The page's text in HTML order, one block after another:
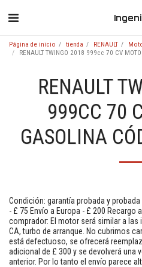
Página de inicio tienda RENAULT
RENAULT TWINGO 2018 999cc 70 CV
RENAULT
999CC 70
GASOLINA
Condición: garantía probada y
- £ 75 Envío a Europa - £ 200 Recargo
comprador: El motor será similar a las
CA, turbo de arranque. No cubrimos
está defectuoso, se ofrecerá
adicional de £ 300 y se devolverá una
anterior. Por lo tanto el envío parece